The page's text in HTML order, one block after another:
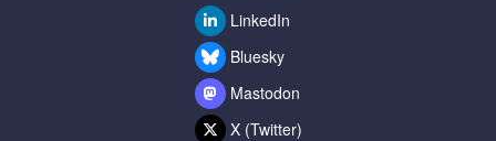
LinkedIn
Bluesky
Mastodon
X (Twitter)